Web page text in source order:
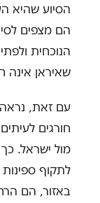
הסיוע שהיא
הם מצפים
הנוכחית
שאיראן אינה
עם זאת,
חורגים
מול ישראל.
לתקוף
באזור, הם